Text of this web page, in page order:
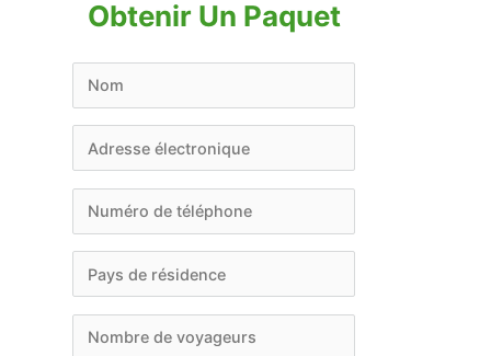
Obtenir Un Paquet